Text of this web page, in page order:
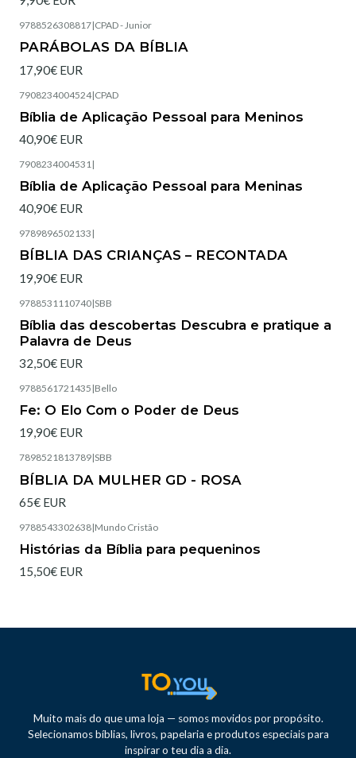
Esgotado
9788526308817|CPAD - Junior
PARÁBOLAS DA BÍBLIA
17,90€ EUR
7908234004524|CPAD
Bíblia de Aplicação Pessoal para Meninos
40,90€ EUR
7908234004531 |
Bíblia de Aplicação Pessoal para Meninas
40,90€ EUR
9789896502133 |
BÍBLIA DAS CRIANÇAS – RECONTADA
19,90€ EUR
9788531110740|SBB
Bíblia das descobertas Descubra e pratique a
Palavra de Deus
32,50€ EUR
9788561721435 |Bello
Fe: O Elo Com o Poder de Deus
19,90€ EUR
7898521813789|SBB
BÍBLIA DA MULHER GD - ROSA
65€ EUR
9788543302638|Mundo Cristão
Histórias da Bíblia para pequeninos
15,50€ EUR
Muito mais do que uma loja — somos movidos por propósito.
Selecionamos bíblias, livros, papelaria e produtos especiais para
inspirar o teu dia a dia.